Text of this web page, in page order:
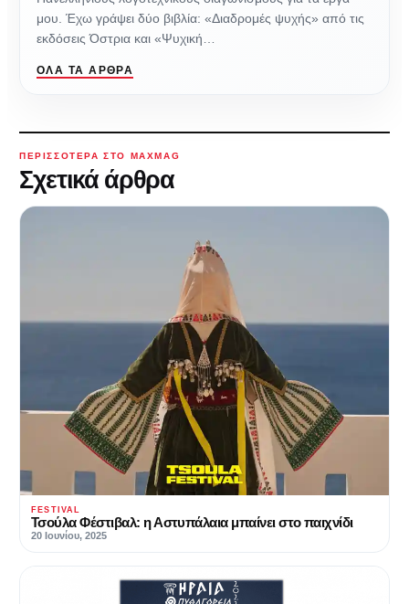
μου. Έχω γράψει δύο βιβλία: «Διαδρομές ψυχής» από τις
εκδόσεις Όστρια και «Ψυχική…
ΌΛΑ ΤΑ ΆΡΘΡΑ
ΠΕΡΙΣΣΌΤΕΡΑ ΣΤΟ MAXMAG
Σχετικά άρθρα
FESTIVAL
Τσούλα Φέστιβαλ: η Αστυπάλαια μπαίνει στο παιχνίδι
20 Ιουνίου, 2025